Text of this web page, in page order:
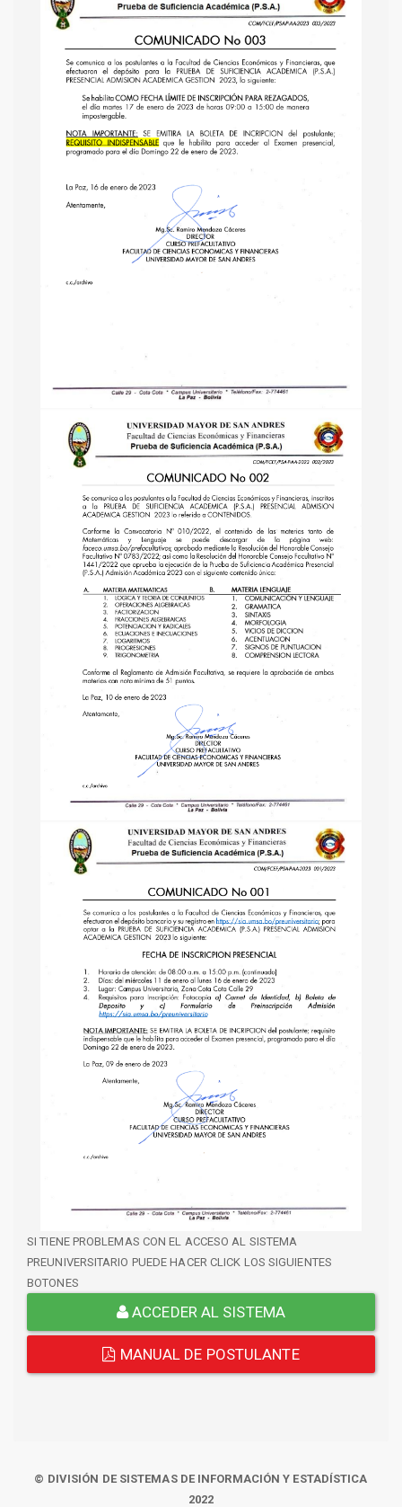
SI TIENE PROBLEMAS CON EL ACCESO AL SISTEMA
PREUNIVERSITARIO PUEDE HACER CLICK LOS SIGUIENTES
BOTONES
ACCEDER AL SISTEMA
MANUAL DE POSTULANTE
© DIVISIÓN DE SISTEMAS DE INFORMACIÓN Y ESTADÍSTICA
2022